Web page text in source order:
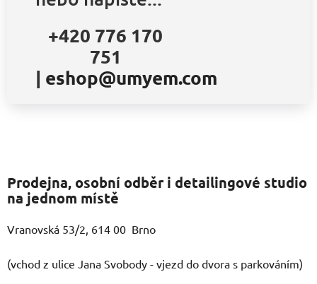
+420 776 170
751
| eshop@umyem.com
Prodejna, osobní odběr i detailingové studio
na jednom místě
Vranovská 53/2, 614 00 Brno
(vchod z ulice Jana Svobody - vjezd do dvora s parkováním)